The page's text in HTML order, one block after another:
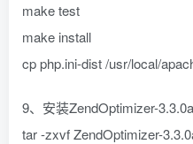
make test
make install
cp php.ini-dist /usr/local/
9、安装ZendOptimizer-3.3.0a
tar -zxvf ZendOptimizer-